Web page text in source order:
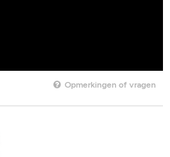
Opmerkingen of vragen